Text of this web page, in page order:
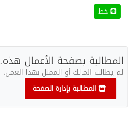
خط
المطالبة بصفحة الأعمال هذه.
لم يطالب المالك أو الممثل بهذا العمل.
المطالبة بإدارة الصفحة